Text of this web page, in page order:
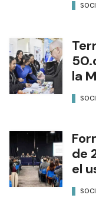
la
de
el